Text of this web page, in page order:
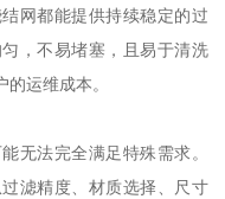
网都能提供持续稳定的过
，不易堵塞，且易于清洗
运维成本。
无法完全满足特殊需求。
滤精度、材质选择、尺寸